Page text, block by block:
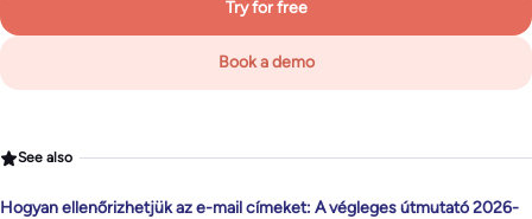
Try for free
Book a demo
See also
Hogyan ellenőrizhetjük az e-mail címeket: A végleges útmutató 2026-